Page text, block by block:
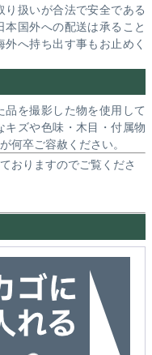
扱いが合法で安全である
国外への配送は承ること
へ持ち出す事もお止めく
を撮影した物を使用して
ズや色味・木目・付属物
何卒ご容赦ください。
おりますのでご覧くださ